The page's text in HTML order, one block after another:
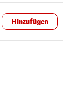
Hinzufügen